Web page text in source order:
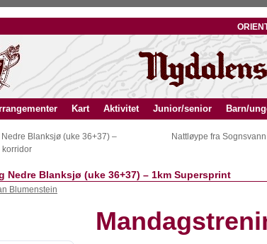
Kart Aktivitet Junior/senior Barn/
Blanksjø (uke 36+37) –
korridor
Nattløype fra
Nedre Blanksjø (uke 36+37) – 1km Supersprint
Blumenstein